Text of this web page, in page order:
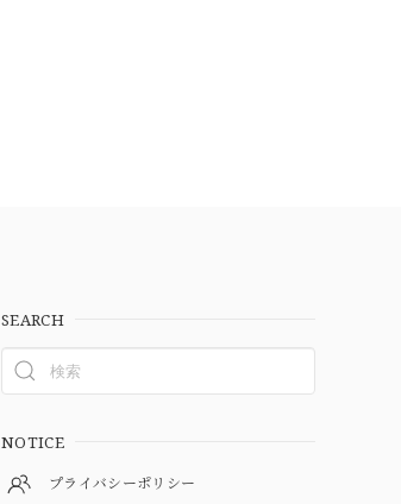
SEARCH
NOTICE
プライバシーポリシー